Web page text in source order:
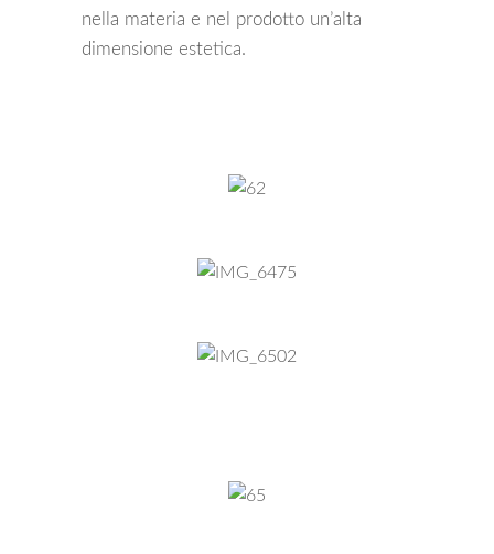
nella materia e nel prodotto un’alta
dimensione estetica.